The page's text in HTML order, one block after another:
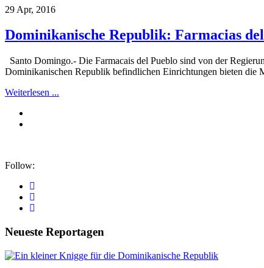
29 Apr, 2016
Dominikanische Republik: Farmacias
Santo Domingo.- Die Farmacais del Pueblo sind von der
Dominikanischen Republik befindlichen Einrichtungen bieten die
Weiterlesen ...
Follow:
Neueste Reportagen